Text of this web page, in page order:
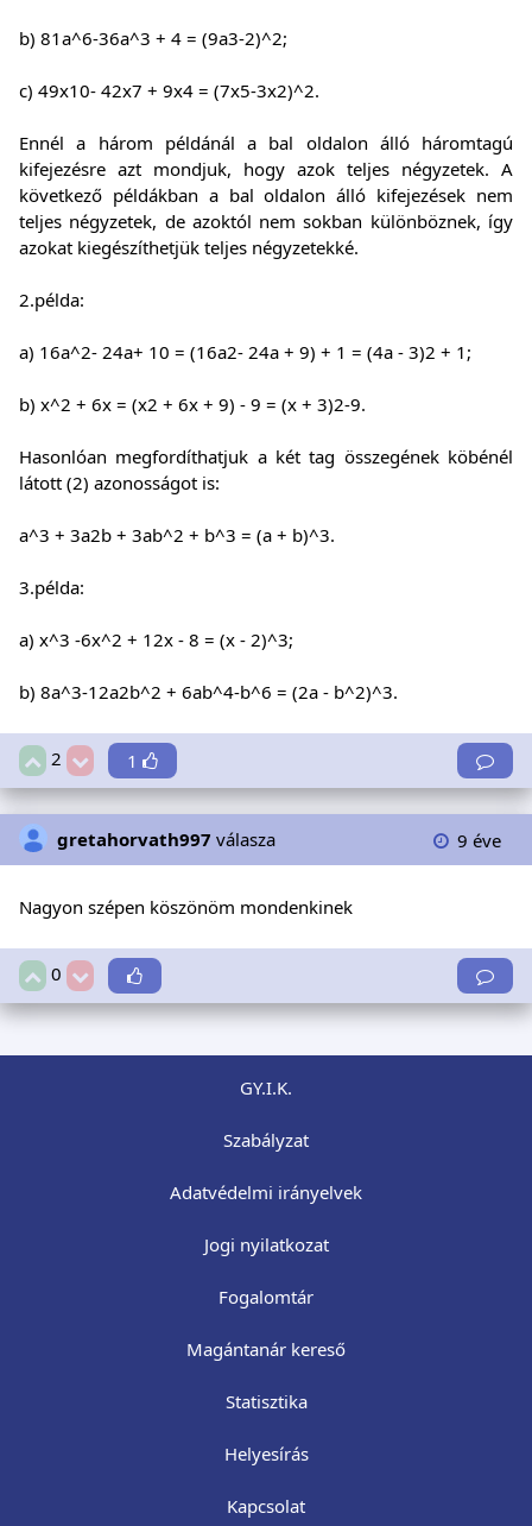
b) 81a^6-36a^3 + 4 = (9a3-2)^2;
c) 49x10- 42x7 + 9x4 = (7x5-3x2)^2.
Ennél a három példánál a bal oldalon álló háromtagú
kifejezésre azt mondjuk, hogy azok teljes négyzetek. A
következő példákban a bal oldalon álló kifejezések nem
teljes négyzetek, de azoktól nem sokban különböznek, így
azokat kiegészíthetjük teljes négyzetekké.
2.példa:
a) 16a^2- 24a+ 10 = (16a2- 24a + 9) + 1 = (4a - 3)2 + 1;
b) x^2 + 6x = (x2 + 6x + 9) - 9 = (x + 3)2-9.
Hasonlóan megfordíthatjuk a két tag összegének köbénél
látott (2) azonosságot is:
a^3 + 3a2b + 3ab^2 + b^3 = (a + b)^3.
3.példa:
a) x^3 -6x^2 + 12x - 8 = (x - 2)^3;
b) 8a^3-12a2b^2 + 6ab^4-b^6 = (2a - b^2)^3.
2 1
gretahorvath997 válasza 9 éve
Nagyon szépen köszönöm mondenkinek
0
GY.I.K.
Szabályzat
Adatvédelmi irányelvek
Jogi nyilatkozat
Fogalomtár
Magántanár kereső
Statisztika
Helyesírás
Kapcsolat